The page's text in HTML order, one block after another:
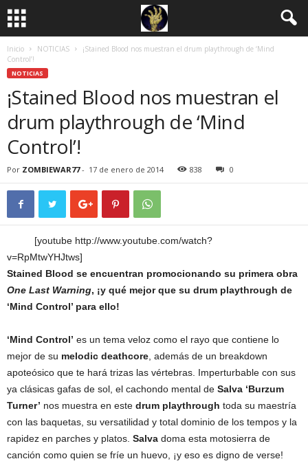
Inicio NOTICIAS
¡Stained Blood nos muestran el drum playthrough de ‘Mind
Control’!
NOTICIAS
¡Stained Blood nos muestran el
drum playthrough de ‘Mind
Control’!
Por ZOMBIEWAR77- 17 de enero de 2014 838 0
[youtube http://www.youtube.com/watch?
v=RpMtwYHJtws]
Stained Blood se encuentran promocionando su primera obra
One Last Warning, ¡y qué mejor que su drum playthrough de
‘Mind Control’ para ello!
‘Mind Control’ es un tema veloz como el rayo que contiene lo
mejor de su melodic deathcore , además de un breakdown
apoteósico que te hará trizas las vértebras. Imperturbable con sus
ya clásicas gafas de sol, el cachondo mental de Salva ‘Burzum
Turner’ nos muestra en este drum playthrough toda su maestría
con las baquetas, su versatilidad y total dominio de los tempos y la
rapidez en parches y platos. Salva doma esta motosierra de
canción como quien se fríe un huevo, ¡y eso es digno de verse!